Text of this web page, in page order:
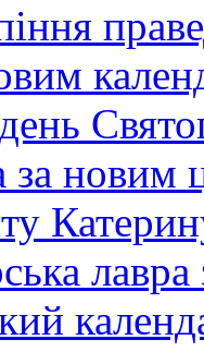
за новим
лавра